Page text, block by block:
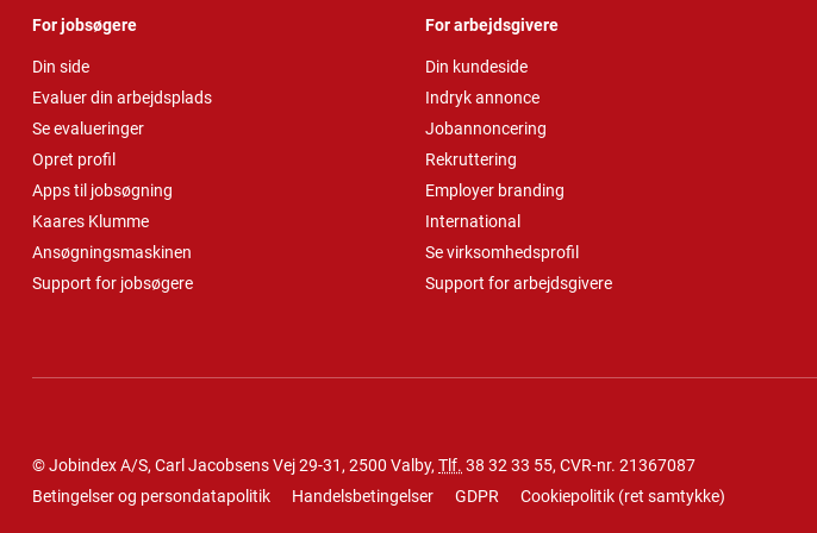
For jobsøgere
Din side
Evaluer din arbejdsplads
Se evalueringer
Opret profil
Apps til jobsøgning
Kaares Klumme
Ansøgningsmaskinen
Support for jobsøgere
For arbejdsgivere
Din kundeside
Indryk annonce
Jobannoncering
Rekruttering
Employer branding
International
Se virksomhedsprofil
Support for arbejdsgivere
© Jobindex A/S, Carl Jacobsens Vej 29-31, 2500 Valby, Tlf. 38 32 33 55, CVR-nr. 21367087
Betingelser og persondatapolitik
Handelsbetingelser GDPR Cookiepolitik (ret samtykke)